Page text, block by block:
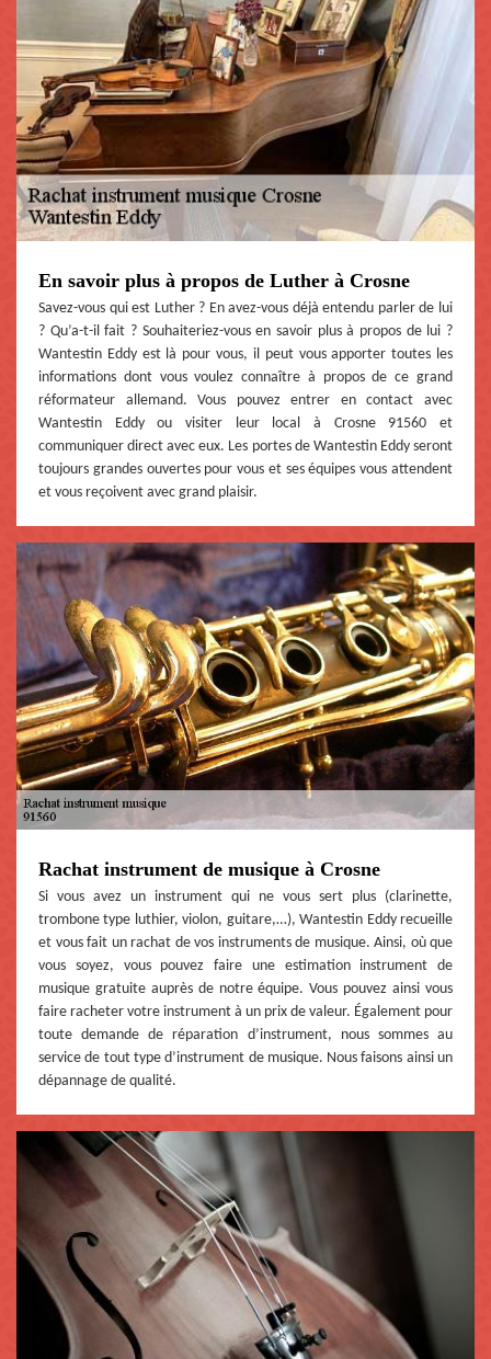
En savoir plus à propos de Luther à Crosne
Savez-vous qui est Luther ? En avez-vous déjà entendu parler de lui
? Qu’a-t-il fait ? Souhaiteriez-vous en savoir plus à propos de lui ?
Wantestin Eddy est là pour vous, il peut vous apporter toutes les
informations dont vous voulez connaître à propos de ce grand
réformateur allemand. Vous pouvez entrer en contact avec
Wantestin Eddy ou visiter leur local à Crosne 91560 et
communiquer direct avec eux. Les portes de Wantestin Eddy seront
toujours grandes ouvertes pour vous et ses équipes vous attendent
et vous reçoivent avec grand plaisir.
Rachat instrument de musique à Crosne
Si vous avez un instrument qui ne vous sert plus (clarinette,
trombone type luthier, violon, guitare,…), Wantestin Eddy recueille
et vous fait un rachat de vos instruments de musique. Ainsi, où que
vous soyez, vous pouvez faire une estimation instrument de
musique gratuite auprès de notre équipe. Vous pouvez ainsi vous
faire racheter votre instrument à un prix de valeur. Également pour
toute demande de réparation d’instrument, nous sommes au
service de tout type d’instrument de musique. Nous faisons ainsi un
dépannage de qualité.